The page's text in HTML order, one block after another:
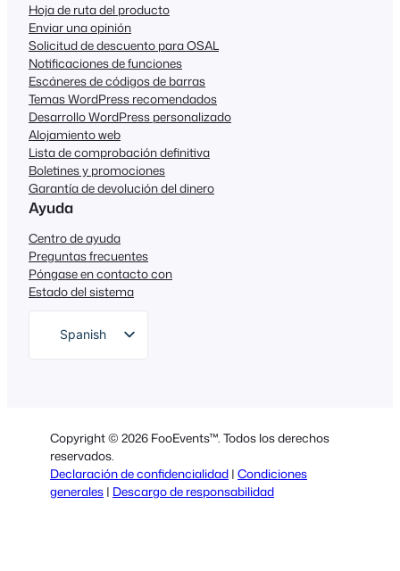
Hoja de ruta del producto
Enviar una opinión
Solicitud de descuento para OSAL
Notificaciones de funciones
Escáneres de códigos de barras
Temas WordPress recomendados
Desarrollo WordPress personalizado
Alojamiento web
Lista de comprobación definitiva
Boletines y promociones
Garantía de devolución del dinero
Ayuda
Centro de ayuda
Preguntas frecuentes
Póngase en contacto con
Estado del sistema
Spanish
English
Italian
Portuguese
Copyright © 2026 FooEvents™. Todos los derechos
reservados.
Declaración de confidencialidad | Condiciones
generales | Descargo de responsabilidad